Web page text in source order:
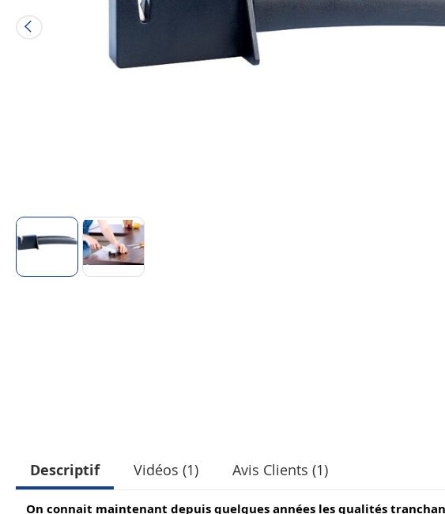
Descriptif Vidéos (1) Avis Clients (1)
On connait maintenant depuis quelques années les qualités